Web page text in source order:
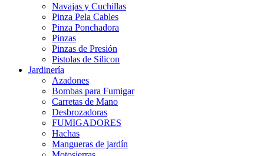
Navajas y Cuchillas
Pinza Pela Cables
Pinza Ponchadora
Pinzas
Pinzas de Presión
Pistolas de Silicon
Jardinería
Azadones
Bombas para Fumigar
Carretas de Mano
Desbrozadoras
FUMIGADORES
Hachas
Mangueras de jardín